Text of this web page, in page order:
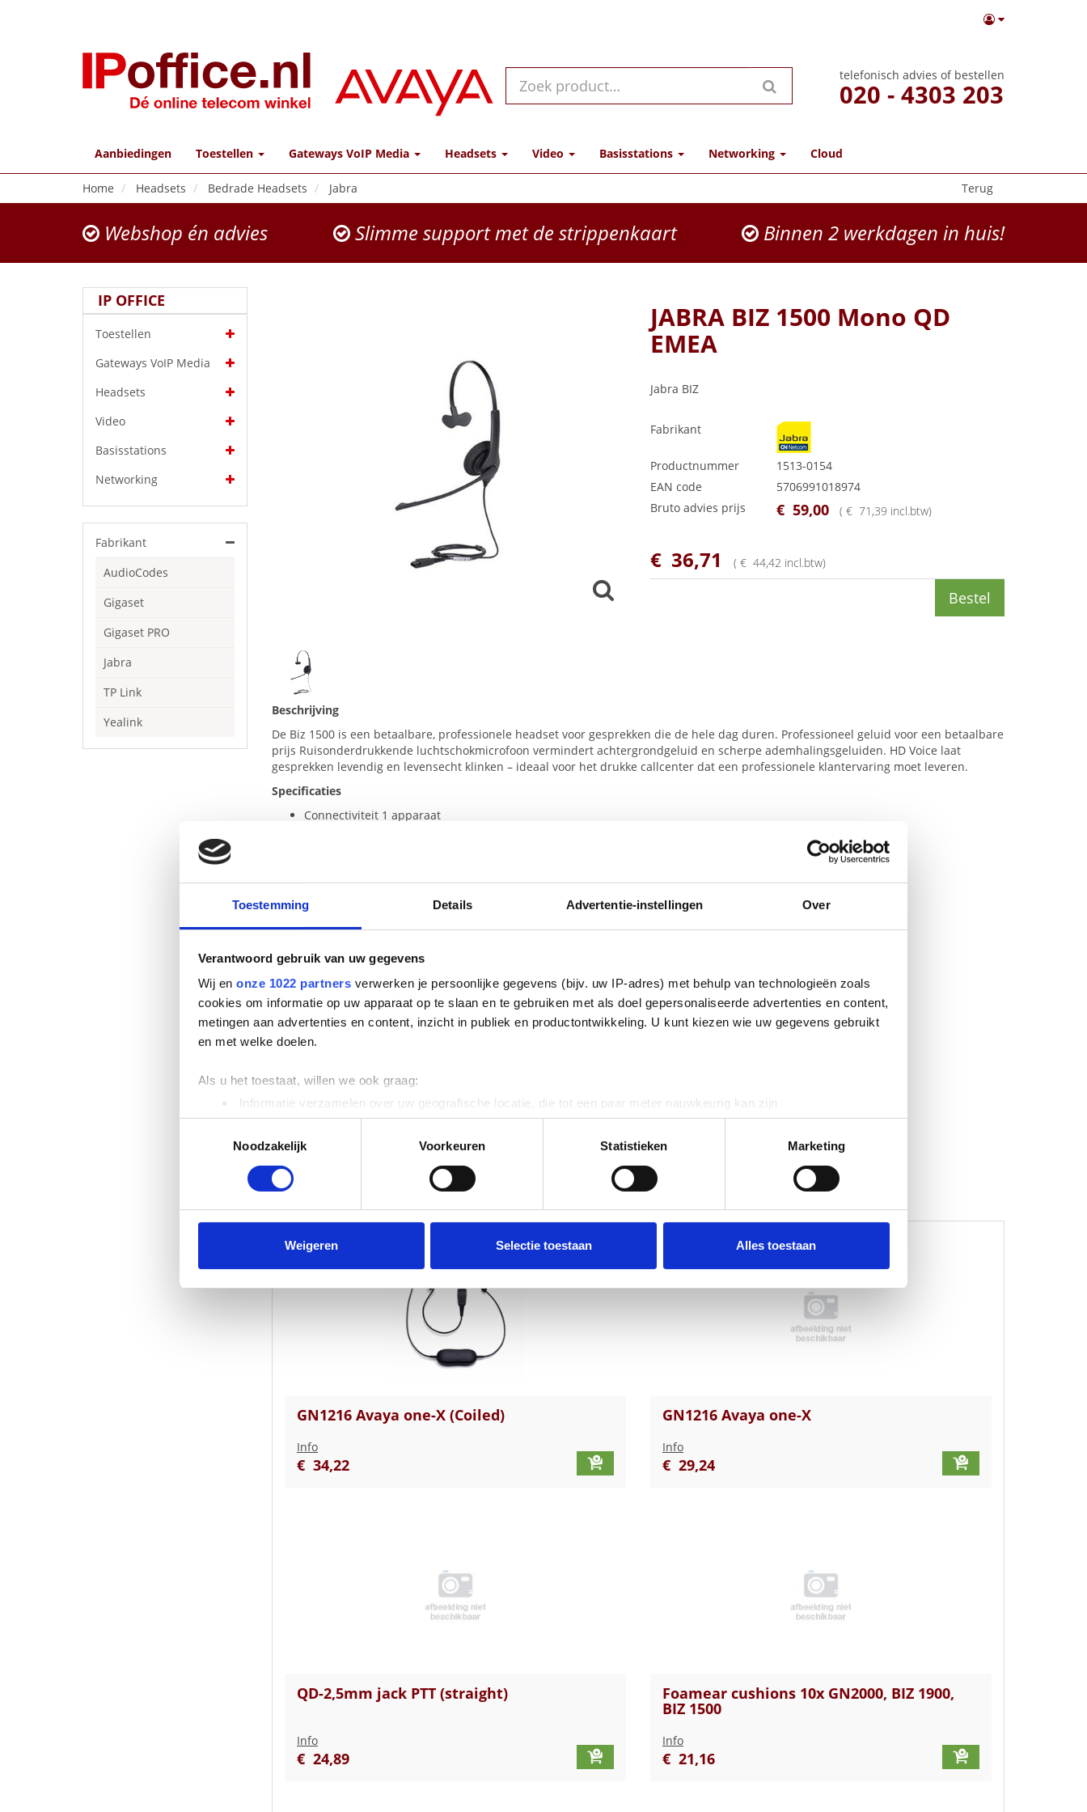
Toestemming Details Advertentie-instellingen Over
Verantwoord gebruik van uw gegevens
Wij en onze 1022 partners verwerken je persoonlijke gegevens (bijv. uw IP-adres) met behulp van technologieën zoals
cookies om informatie op uw apparaat op te slaan en te gebruiken met als doel gepersonaliseerde advertenties en content,
metingen aan advertenties en content, inzicht in publiek en productontwikkeling. U kunt kiezen wie uw gegevens gebruikt
en met welke doelen.
Als u het toestaat, willen we ook graag:
Informatie verzamelen over uw geografische locatie, die tot een paar meter nauwkeurig kan zijn
Uw apparaat identificeren door het actief te scannen op specifieke eigenschappen (fingerprinting)
Lees meer over hoe uw persoonlijke gegevens worden verwerkt en stel uw voorkeuren in het
detailgedeeltein. U kunt uw
toestemming op elk moment wijzigen of intrekken in de Cookieverklaring.
websiteverkeer te analyseren. Ook delen we informatie over uw gebruik van onze site met onze partners voor social
media, adverteren en analyse. Deze partners kunnen deze gegevens combineren met andere informatie die u aan ze heeft
Noodzakelijk
Voorkeuren Statistieken Marketing
Weigeren Selectie toestaan Alles toestaan
telefonisch advies of bestellen
020 - 4303 203
Aanbiedingen Toestellen Gateways VoIP Media Headsets Video Basisstations Networking Cloud
Terug
Home Headsets Bedrade Headsets Jabra
Webshop én advies Slimme support met de strippenkaart Binnen 2 werkdagen in huis!
IP OFFICE
Toestellen
Gateways VoIP Media
Headsets
Video
Basisstations
Networking
Fabrikant
AudioCodes
Gigaset
Gigaset PRO
Jabra
TP Link
Yealink
JABRA BIZ 1500 Mono QD
EMEA
Jabra BIZ
Fabrikant
Productnummer
1513-0154
EAN code
5706991018974
Bruto advies prijs
€ 59,00 ( € 71 ,39 incl.btw)
€ 36,71 ( € 44,42 incl.btw)
Bestel
Beschrijving
De Biz 1500 is een betaalbare, professionele headset voor gesprekken die de hele dag duren. Professioneel geluid voor een betaalbare
prijs Ruisonderdrukkende luchtschokmicrofoon vermindert achtergrondgeluid en scherpe ademhalingsgeluiden. HD Voice laat
gesprekken levendig en levensecht klinken – ideaal voor het drukke callcenter dat een professionele klantervaring moet leveren.
Specificaties
Connectiviteit 1 apparaat
Boomarm 270° verstelbaar
Schuimrubberen oorkussens
Draagstijl hoofdband
Inhoud van de verpakking
Garantiekaart
Waarschuwingskaart
Snelstartgids
Headset
Hoofdband
Oorhaak
Nekband
PDF DATASHEET
GN1216 Avaya one-X (Coiled)
Info
€ 34,22
GN1216 Avaya one-X
Info
€ 29,24
QD-2,5mm jack PTT (straight)
Info
€ 24,89
Foamear cushions 10x GN2000, BIZ 1900,
BIZ 1500
Info
€ 21,16